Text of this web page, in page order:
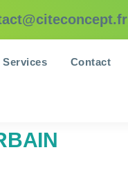
Services Contact